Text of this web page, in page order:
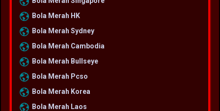
Bola Merah HK
Bola Merah Sydney
Bola Merah Cambodia
Bola Merah Bullseye
Bola Merah Pcso
Bola Merah Korea
Bola Merah Laos